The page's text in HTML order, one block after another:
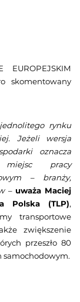
EUROPEJSKIM
skomentowany
rynku
Jeżeli wersja
oznacza
pracy
– branży,
– uważa Maciej
Polska (TLP),
transportowe
zwiększenie
przeszło 80
samochodowym.